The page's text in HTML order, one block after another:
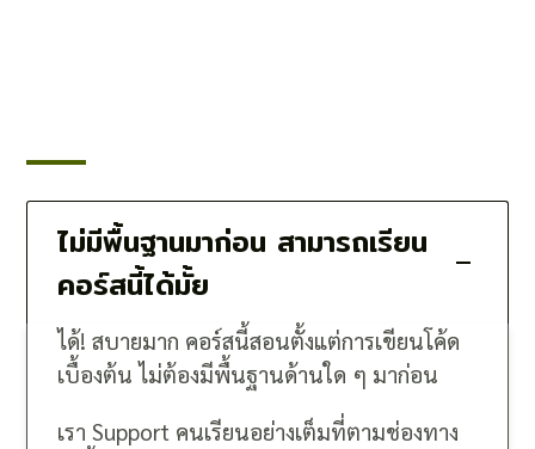
ไม่มีพื้นฐานมาก่อน สามารถเรียน
คอร์สนี้ได้มั้ย
ได้! สบายมาก คอร์สนี้สอนตั้งแต่การเขียนโค้ด
เบื้องต้น ไม่ต้องมีพื้นฐานด้านใด ๆ มาก่อน
เรา Support คนเรียนอย่างเต็มที่ตามช่องทาง